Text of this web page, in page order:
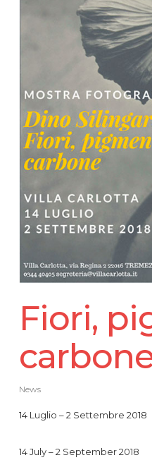
Fiori,
News
14 Luglio – 2 Settembre 2018
14 July – 2 September 2018